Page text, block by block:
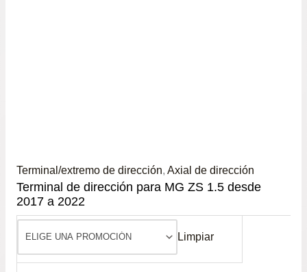
Terminal/extremo de dirección, Axial de dirección
Terminal de dirección para MG ZS 1.5 desde
2017 a 2022
Limpiar